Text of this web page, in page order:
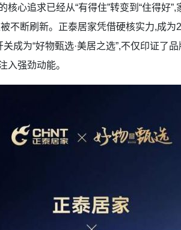
心追求已经从“有得住”转变到“住得好”,
不断刷新。正泰居家凭借硬核实力,成为
关成为“好物甄选·美居之选”,不仅印证了
入强劲动能。